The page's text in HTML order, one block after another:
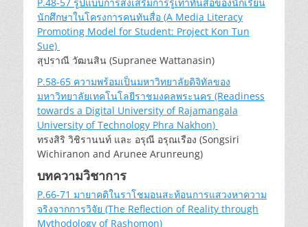
นักศึกษาในโครงการคนทันสื่อ (A Media Literacy
Promoting Model for Student: Project Kon Tun
Sue)
สุปราณี วัฒนสิน (Supranee Wattanasin)
P.58-65 ความพร้อมเป็นมหาวิทยาลัยดิจิทัลของ
มหาวิทยาลัยเทคโนโลยีราชมงคลพระนคร (Readiness
towards a Digital University of Rajamangala
University of Technology Phra Nakhon)
ทรงสิริ วิชิรานนท์ และ อรุณี อรุณเรือง (Songsiri
Wichiranon and Arunee Arunreung)
บทความวิชาการ
P.66-71 มายาคติในราโชมอนสะท้อนการแสวงหาความ
จริงจากการวิจัย (The Reflection of Reality through
Mythodology of Rashomon)